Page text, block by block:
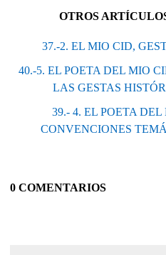
OTROS
37.-2. EL MIO CID,
40.-5. EL POETA DEL MIO
LAS GESTAS
39.- 4. EL POETA DEL
CONVENCIONES
0 COMENTARIOS